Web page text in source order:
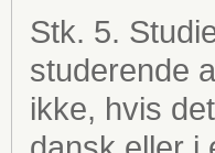
Stk. 5.
studerende
ikke, hvis